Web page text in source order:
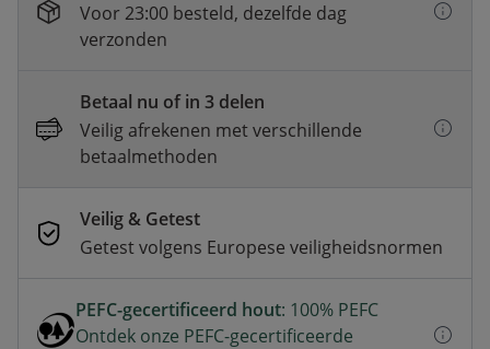
Voor 23:00 besteld, dezelfde dag
verzonden
Betaal nu of in 3 delen
Veilig afrekenen met verschillende
betaalmethoden
Veilig & Getest
Getest volgens Europese veiligheidsnormen
PEFC-gecertificeerd hout: 100% PEFC
Ontdek onze PEFC-gecertificeerde